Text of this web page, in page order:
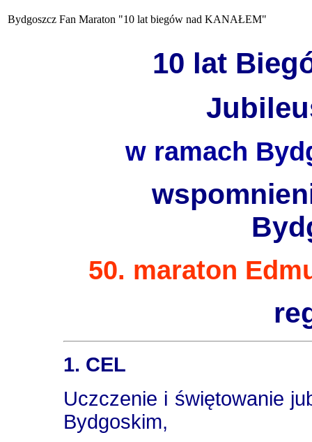
Bydgoszcz Fan Maraton "10 lat biegów nad KANAŁEM"
10 lat
w ramach
50. maraton
1. CEL
Uczczenie i świętowanie
Bydgoskim,